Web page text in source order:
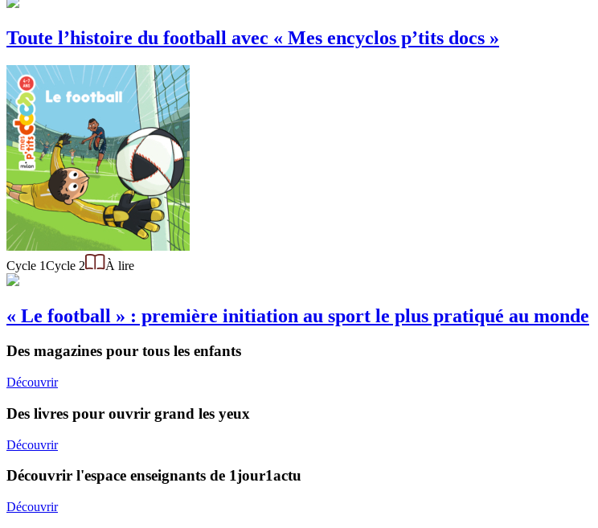
Toute l’histoire du football avec « Mes encyclos p’tits docs »
Cycle 1Cycle 2 À lire
« Le football » : première initiation au sport le plus pratiqué au monde
Des magazines pour tous les enfants
Découvrir
Des livres pour ouvrir grand les yeux
Découvrir
Découvrir l'espace enseignants de 1jour1actu
Découvrir